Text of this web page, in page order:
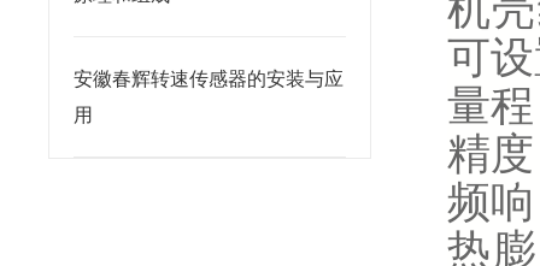
安徽春辉转速传感器的安装与应
用
可
量
精
频
热